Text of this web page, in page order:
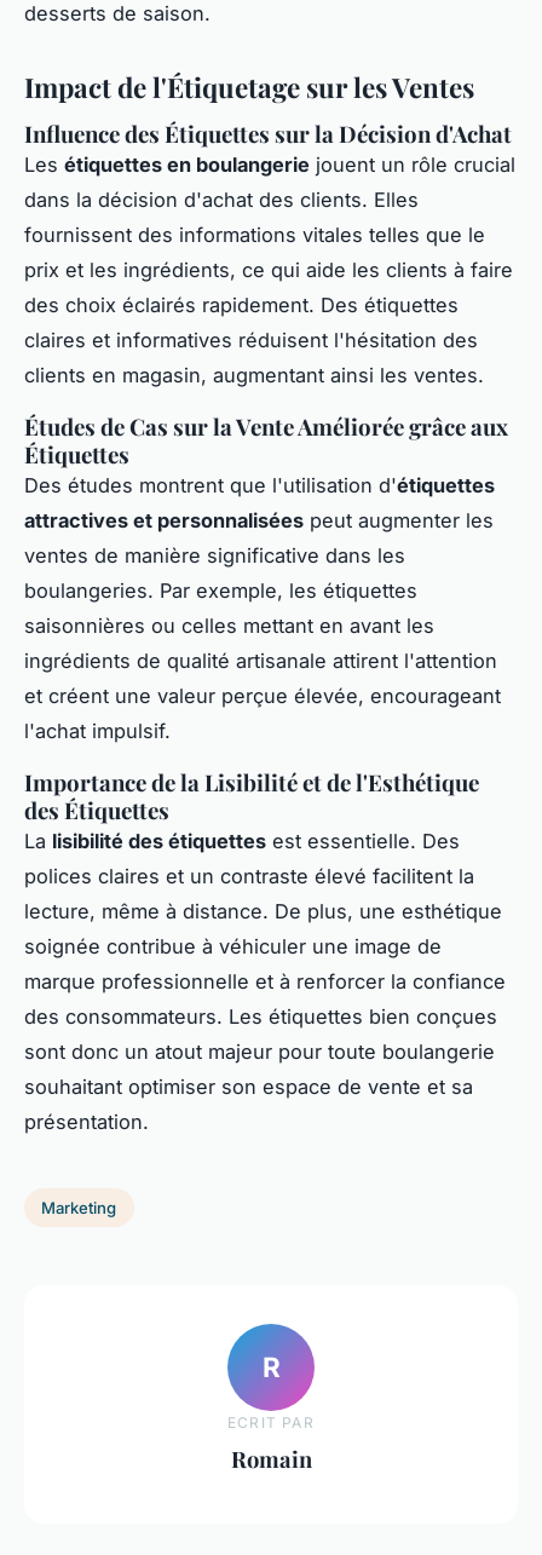
desserts de saison.
Impact de l'Étiquetage sur les Ventes
Influence des Étiquettes sur la Décision d'Achat
Les étiquettes en boulangerie jouent un rôle crucial
dans la décision d'achat des clients. Elles
fournissent des informations vitales telles que le
prix et les ingrédients, ce qui aide les clients à faire
des choix éclairés rapidement. Des étiquettes
claires et informatives réduisent l'hésitation des
clients en magasin, augmentant ainsi les ventes.
Études de Cas sur la Vente Améliorée grâce aux
Étiquettes
Des études montrent que l'utilisation d'étiquettes
attractives et personnalisées peut augmenter les
ventes de manière significative dans les
boulangeries. Par exemple, les étiquettes
saisonnières ou celles mettant en avant les
ingrédients de qualité artisanale attirent l'attention
et créent une valeur perçue élevée, encourageant
l'achat impulsif.
Importance de la Lisibilité et de l'Esthétique
des Étiquettes
La lisibilité des étiquettes est essentielle. Des
polices claires et un contraste élevé facilitent la
lecture, même à distance. De plus, une esthétique
soignée contribue à véhiculer une image de
marque professionnelle et à renforcer la confiance
des consommateurs. Les étiquettes bien conçues
sont donc un atout majeur pour toute boulangerie
souhaitant optimiser son espace de vente et sa
présentation.
Marketing
R
ECRIT PAR
Romain